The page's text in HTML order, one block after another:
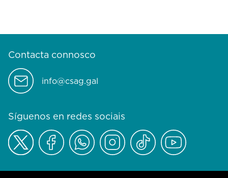
Contacta connosco
info@csag.gal
Síguenos en redes sociais